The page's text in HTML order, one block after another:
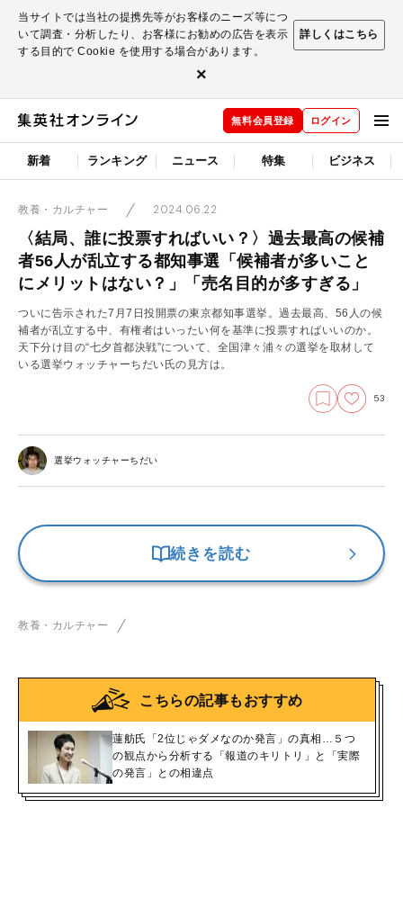
当サイトでは当社の提携先等がお客様のニーズ等につ
いて調査・分析したり、お客様にお勧めの広告を表示
する目的で Cookie を使用する場合があります。
詳しくはこちら
×
無料会員登録 ログイン
新着 ランキング ニュース 特集 ビジネス
教養・カルチャー 2024.06.22
〈結局、誰に投票すればいい？〉過去最高の候補
者56人が乱立する都知事選「候補者が多いこと
にメリットはない？」「売名目的が多すぎる」
ついに告示された7月7日投開票の東京都知事選挙。過去最高、56人の候
補者が乱立する中、有権者はいったい何を基準に投票すればいいのか。
天下分け目の“七夕首都決戦”について、全国津々浦々の選挙を取材して
いる選挙ウォッチャーちだい氏の見方は。
53
選挙ウォッチャーちだい
続きを読む
教養・カルチャー
こちらの記事もおすすめ
蓮舫氏「2位じゃダメなのか発言」の真相…５つ
の観点から分析する「報道のキリトリ」と「実際
の発言」との相違点